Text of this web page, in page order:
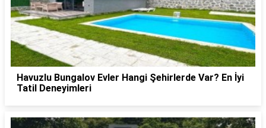
Havuzlu Bungalov Evler Hangi Şehirlerde Var? En İyi
Tatil Deneyimleri